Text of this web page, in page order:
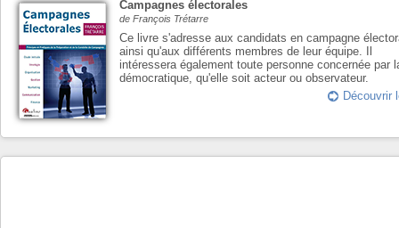
Campagnes électorales
de François Trétarre
Ce livre s'adresse aux candidats en campagne
ainsi qu'aux différents membres de leur équipe. Il
intéressera également toute personne concernée par
démocratique, qu'elle soit acteur ou observateur.
Découvrir